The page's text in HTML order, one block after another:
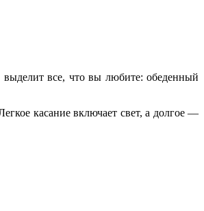
выделит все, что вы любите: обеденный
касание включает свет, а долгое —